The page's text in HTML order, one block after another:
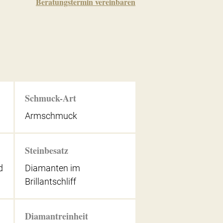
Schmuck-Art
Armschmuck
Steinbesatz
Diamanten im
Brillantschliff
Diamantreinheit